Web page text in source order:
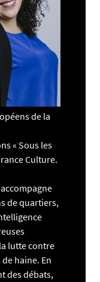
de la
« Sous les
Culture.
de quartiers,
lutte contre
haine. En
des débats,